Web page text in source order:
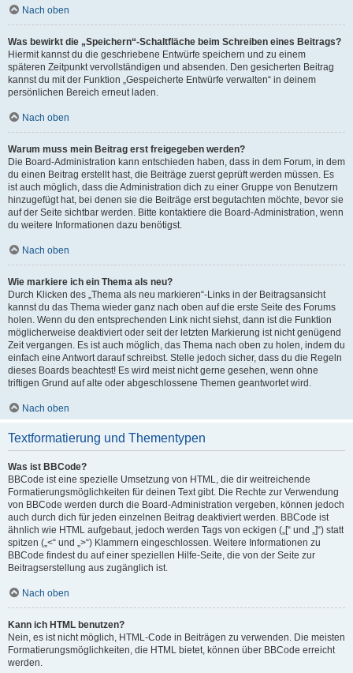
Nach oben
Was bewirkt die „Speichern“-Schaltfläche beim Schreiben eines Beitrags?
Hiermit kannst du die geschriebene Entwürfe speichern und zu einem
späteren Zeitpunkt vervollständigen und absenden. Den gesicherten Beitrag
kannst du mit der Funktion „Gespeicherte Entwürfe verwalten“ in deinem
persönlichen Bereich erneut laden.
Nach oben
Warum muss mein Beitrag erst freigegeben werden?
Die Board-Administration kann entschieden haben, dass in dem Forum, in dem
du einen Beitrag erstellt hast, die Beiträge zuerst geprüft werden müssen. Es
ist auch möglich, dass die Administration dich zu einer Gruppe von Benutzern
hinzugefügt hat, bei denen sie die Beiträge erst begutachten möchte, bevor sie
auf der Seite sichtbar werden. Bitte kontaktiere die Board-Administration, wenn
du weitere Informationen dazu benötigst.
Nach oben
Wie markiere ich ein Thema als neu?
Durch Klicken des „Thema als neu markieren“-Links in der Beitragsansicht
kannst du das Thema wieder ganz nach oben auf die erste Seite des Forums
holen. Wenn du den entsprechenden Link nicht siehst, dann ist die Funktion
möglicherweise deaktiviert oder seit der letzten Markierung ist nicht genügend
Zeit vergangen. Es ist auch möglich, das Thema nach oben zu holen, indem du
einfach eine Antwort darauf schreibst. Stelle jedoch sicher, dass du die Regeln
dieses Boards beachtest! Es wird meist nicht gerne gesehen, wenn ohne
triftigen Grund auf alte oder abgeschlossene Themen geantwortet wird.
Nach oben
Textformatierung und Thementypen
Was ist BBCode?
BBCode ist eine spezielle Umsetzung von HTML, die dir weitreichende
Formatierungsmöglichkeiten für deinen Text gibt. Die Rechte zur Verwendung
von BBCode werden durch die Board-Administration vergeben, können jedoch
auch durch dich für jeden einzelnen Beitrag deaktiviert werden. BBCode ist
ähnlich wie HTML aufgebaut, jedoch werden Tags von eckigen („[“ und „]“) statt
spitzen („<“ und „>“) Klammern eingeschlossen. Weitere Informationen zu
BBCode findest du auf einer speziellen Hilfe-Seite, die von der Seite zur
Beitragserstellung aus zugänglich ist.
Nach oben
Kann ich HTML benutzen?
Nein, es ist nicht möglich, HTML-Code in Beiträgen zu verwenden. Die meisten
Formatierungsmöglichkeiten, die HTML bietet, können über BBCode erreicht
werden.